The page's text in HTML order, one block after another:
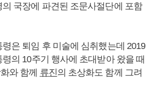
국장에 파견된 조문사절단에 포함
은 퇴임 후 미술에 심취했는데 2019
의 10주기 행사에 초대받아 왔을 때
와 함께 류진의 초상화도 함께 그려